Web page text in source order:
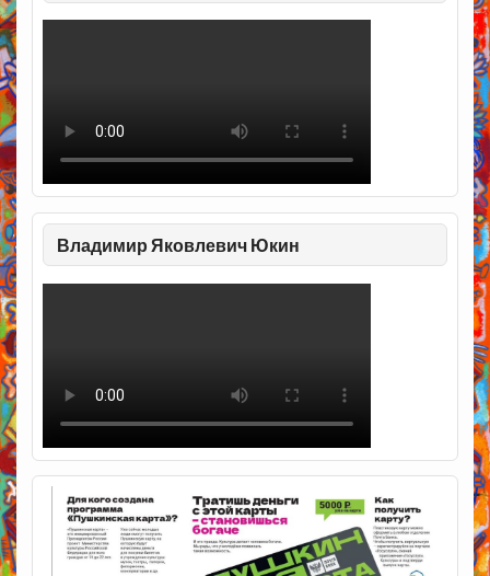
Владимир Яковлевич Юкин